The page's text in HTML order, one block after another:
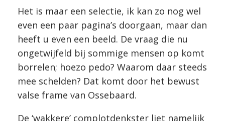
Het is maar een selectie, ik kan zo nog wel
even een paar pagina’s doorgaan, maar dan
heeft u even een beeld. De vraag die nu
ongetwijfeld bij sommige mensen op komt
borrelen; hoezo pedo? Waarom daar steeds
mee schelden? Dat komt door het bewust
valse frame van Ossebaard.
De ‘wakkere’ complotdenkster liet namelijk